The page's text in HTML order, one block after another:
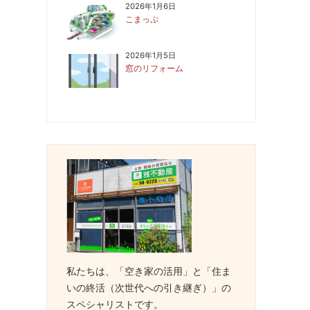
2026年1月6日
こまっぷ
2026年1月5日
窓のリフォーム
私たちは、「空き家の活用」と「住ま
いの終活（次世代への引き継ぎ）」の
スペシャリストです。